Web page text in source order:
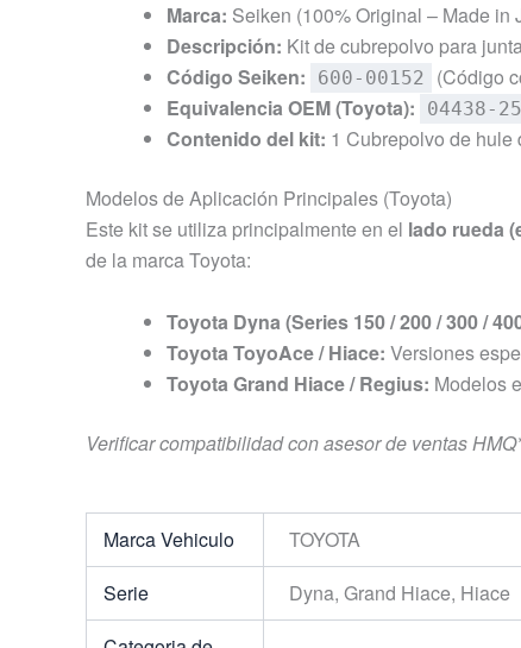
Marca: Seiken (100% Original – Made in
Descripción: Kit de cubrepolvo para
Código Seiken:
600-00152 (Código
Equivalencia OEM (Toyota):
04438-
Contenido del kit: 1 Cubrepolvo de hule
Modelos de Aplicación Principales (Toyota)
Este kit se utiliza principalmente en el lado rueda
de la marca Toyota:
Toyota Dyna (Series 150 / 200 / 300 /
Toyota ToyoAce / Hiace: Versiones
Toyota Grand Hiace / Regius: Modelos
Verificar compatibilidad con asesor de ventas
Marca Vehiculo
TOYOTA
Serie
Dyna, Grand Hiace, Hiace